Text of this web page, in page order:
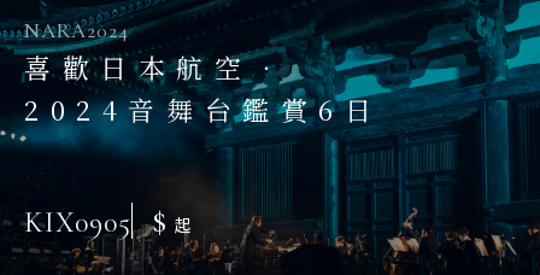
NARA2024
喜歡日本航空．
2024音舞台鑑賞6日
KIX0905 $ 起